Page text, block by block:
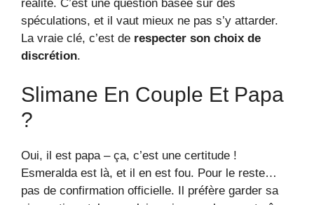
réalité. C’est une question basée sur des
spéculations, et il vaut mieux ne pas s’y attarder.
La vraie clé, c’est de respecter son choix de
discrétion.
Slimane En Couple Et Papa
?
Oui, il est papa – ça, c’est une certitude !
Esmeralda est là, et il en est fou. Pour le reste…
pas de confirmation officielle. Il préfère garder sa